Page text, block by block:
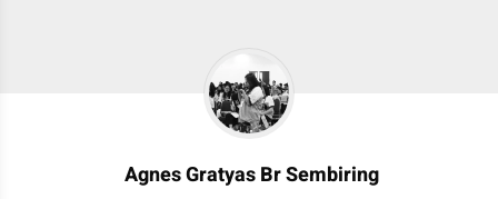
Agnes Gratyas Br Sembiring